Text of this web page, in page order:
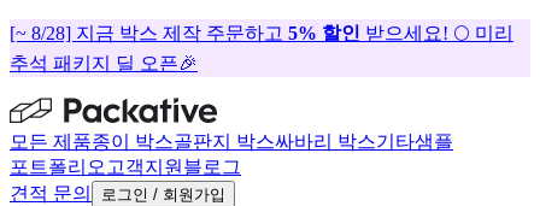
[~ 8/28] 지금 박스 제작 주문하고 5% 할인 받으세요! 🌕 미리
추석 패키지 딜 오픈🎉
모든 제품종이 박스골판지 박스싸바리 박스기타샘플
포트폴리오 고객지원 블로그
견적 문의
로그인 / 회원가입